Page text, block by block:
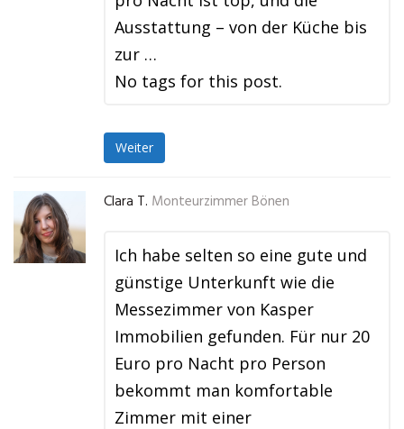
Ausstattung – von der Küche bis
zur …
No tags for this post.
Weiter
Clara T. Monteurzimmer Bönen
Ich habe selten so eine gute und
günstige Unterkunft wie die
Messezimmer von Kasper
Immobilien gefunden. Für nur 20
Euro pro Nacht pro Person
bekommt man komfortable
Zimmer mit einer